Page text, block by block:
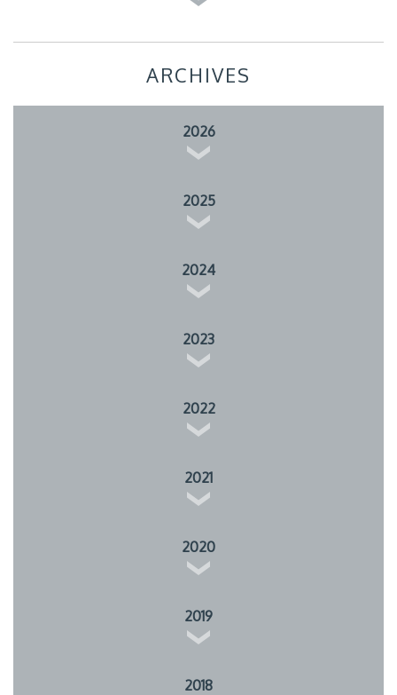
ARCHIVES
2026
2025
2024
2023
2022
2021
2020
2019
2018